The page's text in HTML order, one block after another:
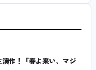
作！『春よ来い、マジ